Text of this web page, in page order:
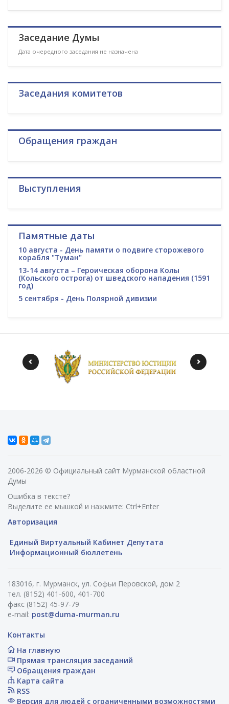
Заседание Думы
Дата очередного заседания не назначена
Заседания комитетов
Обращения граждан
Выступления
Памятные даты
10 августа - День памяти о подвиге сторожевого
корабля "Туман"
13-14 августа – Героическая оборона Колы
(Кольского острога) от шведского нападения (1591
год)
5 сентября - День Полярной дивизии
2006-2026 © Официальный сайт Мурманской областной
Думы
Ошибка в тексте?
Выделите ее мышкой и нажмите: Ctrl+Enter
Авторизация
Единый Виртуальный Кабинет Депутата
Информационный бюллетень
183016, г. Мурманск, ул. Софьи Перовской, дом 2
тел. (8152) 401-600, 401-700
факс (8152) 45-97-79
e-mail: post@duma-murman.ru
Контакты
На главную
Прямая трансляция заседаний
Обращения граждан
Карта сайта
RSS
Версия для людей с ограниченными возможностями